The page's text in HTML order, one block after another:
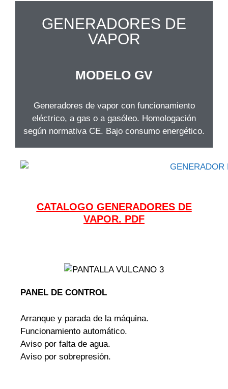
GENERADORES DE
VAPOR
MODELO GV
Generadores de vapor con funcionamiento
eléctrico, a gas o a gasóleo. Homologación
según normativa CE. Bajo consumo energético.
CATALOGO GENERADORES DE
VAPOR. PDF
PANEL DE CONTROL
Arranque y parada de la máquina.
Funcionamiento automático.
Aviso por falta de agua.
Aviso por sobrepresión.